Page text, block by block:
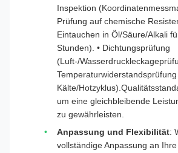
Inspektion
Prüfung auf chemische
Eintauchen in Öl/Säure/Alkali
Stunden). • Dichtungsprüfung
(Luft-/
Kälte/
um eine gleichbleibende
zu gewährleisten.
Anpassung und Flexibilität:
vollständige Anpassung an